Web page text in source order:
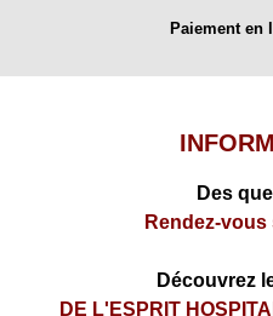
Paiement en
Des
Rendez-
Découvrez
DE L'ESPRIT